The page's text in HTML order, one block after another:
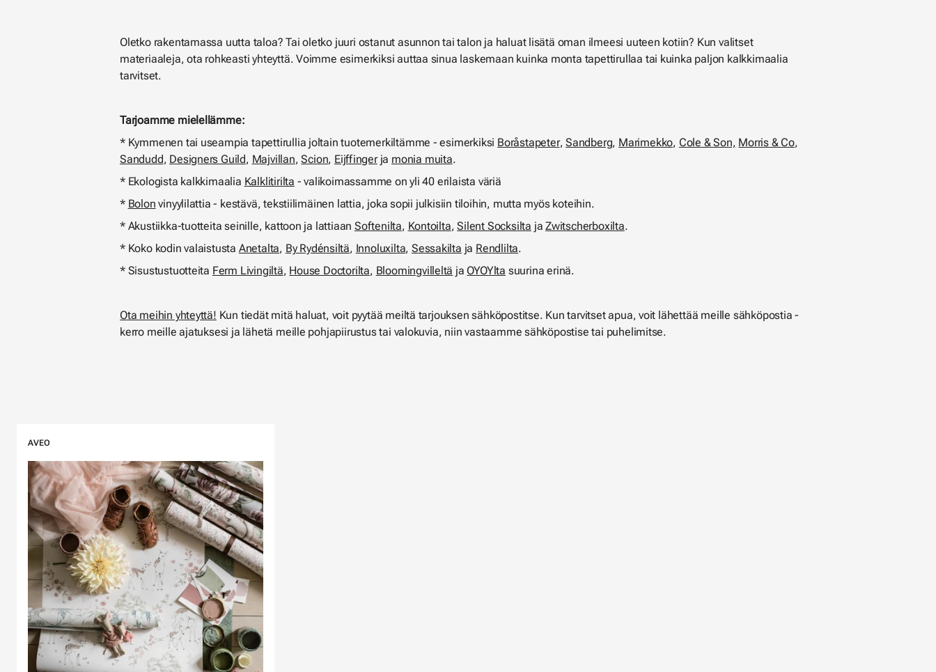
Oletko rakentamassa uutta taloa? Tai oletko juuri ostanut asunnon tai talon ja haluat lisätä oman ilmeesi uuteen kotiin? Kun valitset
materiaaleja, ota rohkeasti yhteyttä. Voimme esimerkiksi auttaa sinua laskemaan kuinka monta tapettirullaa tai kuinka paljon kalkkimaalia
tarvitset.
Tarjoamme mielellämme:
* Kymmenen tai useampia tapettirullia joltain tuotemerkiltämme - esimerkiksi Boråstapeter,Sandberg, Marimekko, Cole & Son, Morris & Co,
Sandudd, Designers Guild, Majvillan,Scion, Eijffingerja monia muita.
* Ekologista kalkkimaalia Kalklitirilta - valikoimassamme on yli 40 erilaista väriä
* Bolon vinyylilattia - kestävä, tekstiilimäinen lattia, joka sopii julkisiin tiloihin, mutta myös koteihin.
* Akustiikka-tuotteita seinille, kattoon ja lattiaan Softenilta, Kontoilta,Silent Socksilta jaZwitscherboxilta.
* Koko kodin valaistusta Anetalta, By Rydénsiltä, Innoluxilta, Sessakilta ja Rendlilta.
* Sisustustuotteita Ferm Livingiltä, House Doctorilta, Bloomingvilleltä ja OYOYlta suurina erinä.
Ota meihin yhteyttä! Kun tiedät mitä haluat, voit pyytää meiltä tarjouksen sähköpostitse. Kun tarvitset apua, voit lähettää meille sähköpostia -
kerro meille ajatuksesi ja lähetä meille pohjapiirustus tai valokuvia, niin vastaamme sähköpostise tai puhelimitse.
AVEO